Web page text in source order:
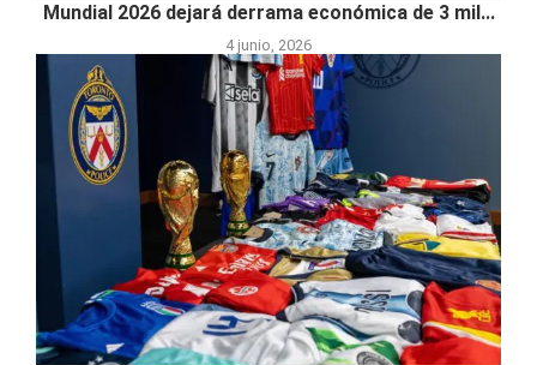
Mundial 2026 dejará derrama económica de 3 mil...
4 junio, 2026